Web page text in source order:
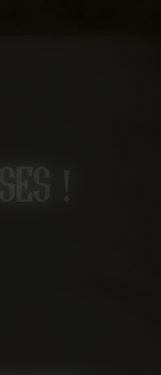
!